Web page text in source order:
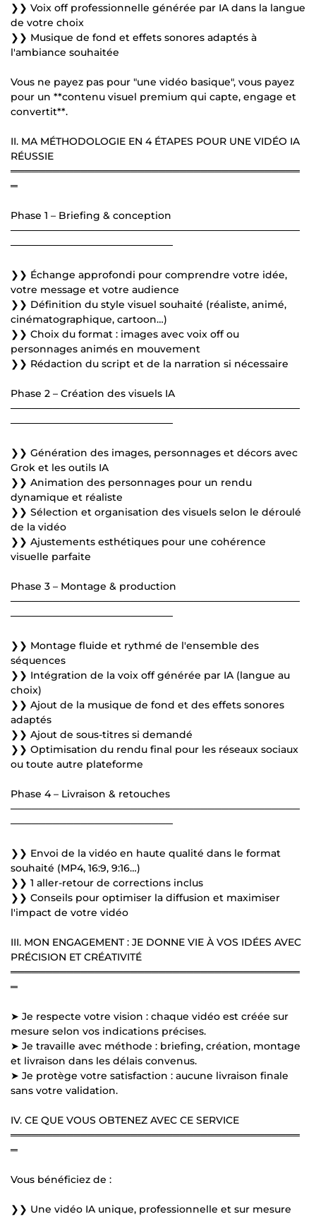
❯❯ Voix off professionnelle générée par IA dans la langue
de votre choix
❯❯ Musique de fond et effets sonores adaptés à
l'ambiance souhaitée
Vous ne payez pas pour "une vidéo basique", vous payez
pour un **contenu visuel premium qui capte, engage et
convertit**.
II. MA MÉTHODOLOGIE EN 4 ÉTAPES POUR UNE VIDÉO IA
RÉUSSIE
═════════════════════════════════════════
═
Phase 1 – Briefing & conception
─────────────────────────────────────────
───────────────────────
❯❯ Échange approfondi pour comprendre votre idée,
votre message et votre audience
❯❯ Définition du style visuel souhaité (réaliste, animé,
cinématographique, cartoon…)
❯❯ Choix du format : images avec voix off ou
personnages animés en mouvement
❯❯ Rédaction du script et de la narration si nécessaire
Phase 2 – Création des visuels IA
─────────────────────────────────────────
───────────────────────
❯❯ Génération des images, personnages et décors avec
Grok et les outils IA
❯❯ Animation des personnages pour un rendu
dynamique et réaliste
❯❯ Sélection et organisation des visuels selon le déroulé
de la vidéo
❯❯ Ajustements esthétiques pour une cohérence
visuelle parfaite
Phase 3 – Montage & production
─────────────────────────────────────────
───────────────────────
❯❯ Montage fluide et rythmé de l'ensemble des
séquences
❯❯ Intégration de la voix off générée par IA (langue au
choix)
❯❯ Ajout de la musique de fond et des effets sonores
adaptés
❯❯ Ajout de sous-titres si demandé
❯❯ Optimisation du rendu final pour les réseaux sociaux
ou toute autre plateforme
Phase 4 – Livraison & retouches
─────────────────────────────────────────
───────────────────────
❯❯ Envoi de la vidéo en haute qualité dans le format
souhaité (MP4, 16:9, 9:16…)
❯❯ 1 aller-retour de corrections inclus
❯❯ Conseils pour optimiser la diffusion et maximiser
l'impact de votre vidéo
III. MON ENGAGEMENT : JE DONNE VIE À VOS IDÉES AVEC
PRÉCISION ET CRÉATIVITÉ
═════════════════════════════════════════
═
➤ Je respecte votre vision : chaque vidéo est créée sur
mesure selon vos indications précises.
➤ Je travaille avec méthode : briefing, création, montage
et livraison dans les délais convenus.
➤ Je protège votre satisfaction : aucune livraison finale
sans votre validation.
IV. CE QUE VOUS OBTENEZ AVEC CE SERVICE
═════════════════════════════════════════
═
Vous bénéficiez de :
❯❯ Une vidéo IA unique, professionnelle et sur mesure